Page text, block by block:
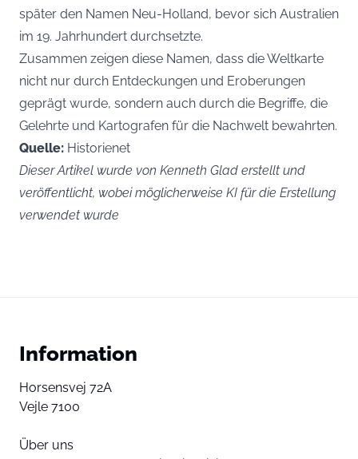
später den Namen Neu-Holland, bevor sich Australien
im 19. Jahrhundert durchsetzte.
Zusammen zeigen diese Namen, dass die Weltkarte
nicht nur durch Entdeckungen und Eroberungen
geprägt wurde, sondern auch durch die Begriffe, die
Gelehrte und Kartografen für die Nachwelt bewahrten.
Quelle: Historienet
Dieser Artikel wurde von Kenneth Glad erstellt und
veröffentlicht, wobei möglicherweise KI für die Erstellung
verwendet wurde
Information
Horsensvej 72A
Vejle 7100
Über uns